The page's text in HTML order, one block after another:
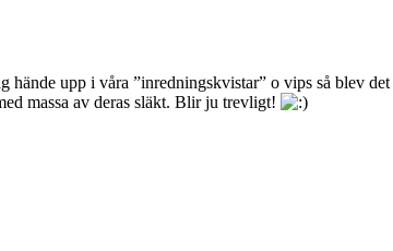
upp i våra ”inredningskvistar” o vips så blev
massa av deras släkt. Blir ju trevligt!